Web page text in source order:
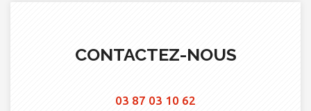
CONTACTEZ-NOUS
03 87 03 10 62